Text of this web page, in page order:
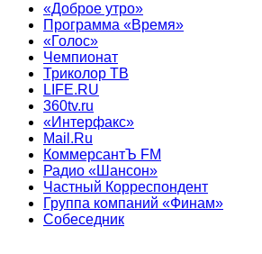
«Доброе утро»
Программа «Время»
«Голос»
Чемпионат
Триколор ТВ
LIFE.RU
360tv.ru
«Интерфакс»
Mail.Ru
КоммерсантЪ FM
Радио «Шансон»
Частный Корреспондент
Группа компаний «Финам»
Собеседник